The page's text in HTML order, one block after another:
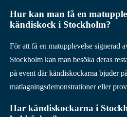
Hur kan man få en
kändiskock i Stockholm?
För att få en matupplevelse signerad
Stockholm kan man besöka deras
på event där kändiskockarna bjuder
matlagningsdemonstrationer eller
Har kändiskockarna i